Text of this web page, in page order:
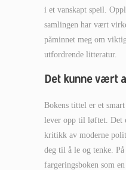
i et vanskapt speil.
samlingen har vært
påminnet meg om
utfordrende litteratur.
Det kunne vært
Bokens tittel er et
lever opp til løftet. Det
kritikk av moderne
deg til å le og tenke.
fargeringsboken som